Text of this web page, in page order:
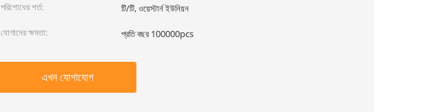
পরিশোধের শর্ত:
টি/টি, ওয়েস্টার্ন ইউনিয়ন
যোগানের ক্ষমতা:
প্রতি বছর 100000pcs
এখন যোগাযোগ